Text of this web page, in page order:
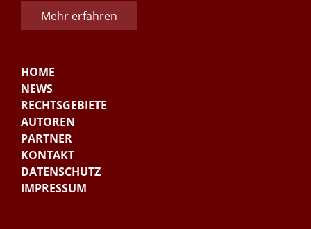
Mehr erfahren
HOME
NEWS
RECHTSGEBIETE
AUTOREN
PARTNER
KONTAKT
DATENSCHUTZ
IMPRESSUM